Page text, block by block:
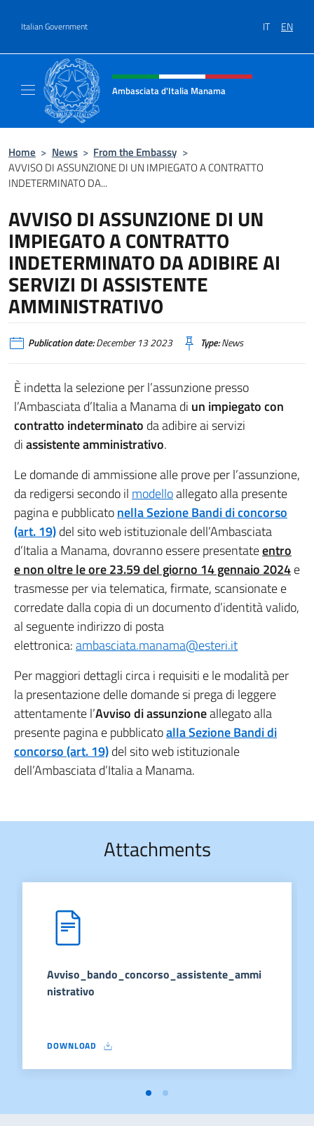
Italian Government IT EN
Header, social and menu of site
Ambasciata d'Italia Manama
Home > News > From the Embassy >
AVVISO DI ASSUNZIONE DI UN IMPIEGATO A CONTRATTO
INDETERMINATO DA...
AVVISO DI ASSUNZIONE DI UN
IMPIEGATO A CONTRATTO
INDETERMINATO DA ADIBIRE AI
SERVIZI DI ASSISTENTE
AMMINISTRATIVO
Publication date:December 13 2023 Type:News
È indetta la selezione per l’assunzione presso
l’Ambasciata d’Italia a Manama di un impiegato con
contratto indeterminato da adibire ai servizi
diassistente amministrativo.
Le domande di ammissione alle prove per l’assunzione,
da redigersi secondo il modelloallegato alla presente
pagina e pubblicatonella Sezione Bandi di concorso
(art. 19)del sito web istituzionale dell’Ambasciata
d’Italia a Manama, dovranno essere presentateentro
e non oltre le ore 23.59 del giorno 14 gennaio 2024e
trasmesse per via telematica, firmate, scansionate e
corredate dalla copia di un documento d’identità valido,
al seguente indirizzo di posta
elettronica:ambasciata.manama@esteri.it
Per maggiori dettagli circa i requisiti e le modalità per
la presentazione delle domande si prega di leggere
attentamente l’Avviso di assunzioneallegato alla
presente pagina e pubblicatoalla Sezione Bandi di
concorso (art. 19)del sito web istituzionale
dell’Ambasciata d’Italia a Manama.
Attachments
Avviso_bando_concorso_assistente_ammi
nistrativo
DOWNLOAD
AVVISO_BANDO_CONCORSO_ASSISTENTE_AMMINISTRATIVO